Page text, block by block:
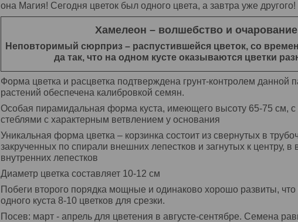
она Магия! Сегодня цветок был одного цвета, а завтра уже другого!
Хамелеон – волшебство и
Неповторимый сюрприз – распустившейся цветок, со
да так, что на одном кусте оказываются цветки
Форма цветка и расцветка подтверждена грунт-контролем данной
растений обеспечена калибровкой семян.
Особая пирамидальная форма куста, имеющего высоту 65-75 см,
стеблями с характерным ветвлением у основания
Уникальная форма цветка – корзинка состоит из свернутых в
закрученных по спирали внешних лепестков и загнутых к центру, в
внутренних лепестков
Диаметр цветка составляет 10-12 см
Побеги второго порядка мощные и одинаково хорошо развиты, что
одного куста 8-10 цветков для срезки.
Посев: март - апрель для цветения в августе-сентябре. Семена